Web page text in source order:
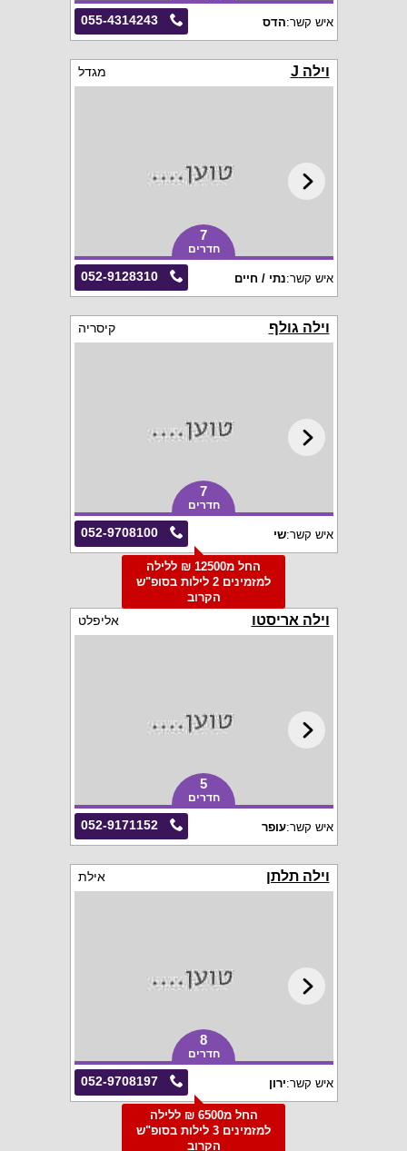
055-4314243 איש קשר:הדס
וילה J מגדל
7
חדרים
052-9128310 איש קשר:נתי / חיים
וילה גולף קיסריה
7
חדרים
052-9708100 איש קשר:שי
החל מ12500 ₪ ללילה
למזמינים 2 לילות בסופ"ש
הקרוב
וילה אריסטו אליפלט
5
חדרים
052-9171152 איש קשר:עופר
וילה תלתן אילת
8
חדרים
052-9708197 איש קשר:ירון
החל מ6500 ₪ ללילה
למזמינים 3 לילות בסופ"ש
הקרוב